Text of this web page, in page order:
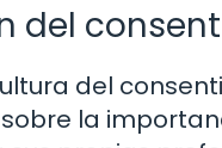
del
del
la